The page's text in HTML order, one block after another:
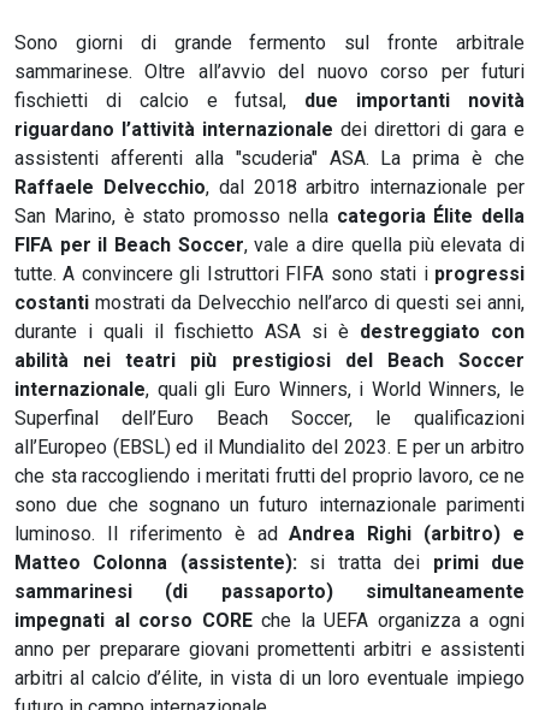
Sono giorni di grande fermento sul fronte arbitrale
sammarinese. Oltre all’avvio del nuovo corso per futuri
fischietti di calcio e futsal, due importanti novità
riguardano l’attività internazionale dei direttori di gara e
assistenti afferenti alla "scuderia" ASA. La prima è che
Raffaele Delvecchio, dal 2018 arbitro internazionale per
San Marino, è stato promosso nella categoria Élite della
FIFA per il Beach Soccer, vale a dire quella più elevata di
tutte. A convincere gli Istruttori FIFA sono stati i progressi
costanti mostrati da Delvecchio nell’arco di questi sei anni,
durante i quali il fischietto ASA si è destreggiato con
abilità nei teatri più prestigiosi del Beach Soccer
internazionale, quali gli Euro Winners, i World Winners, le
Superfinal dell’Euro Beach Soccer, le qualificazioni
all’Europeo (EBSL) ed il Mundialito del 2023. E per un arbitro
che sta raccogliendo i meritati frutti del proprio lavoro, ce ne
sono due che sognano un futuro internazionale parimenti
luminoso. Il riferimento è adAndrea Righi (arbitro) e
Matteo Colonna (assistente):si tratta dei primi due
sammarinesi (di passaporto) simultaneamente
impegnati al corso COREche la UEFA organizza a ogni
anno per preparare giovani promettenti arbitri e assistenti
arbitri al calcio d’élite, in vista di un loro eventuale impiego